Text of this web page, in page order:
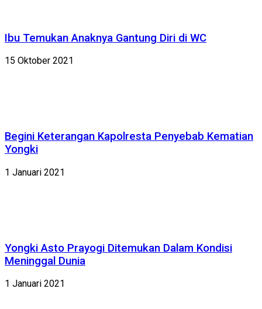
Ibu Temukan Anaknya Gantung Diri di WC
15 Oktober 2021
Begini Keterangan Kapolresta Penyebab Kematian
Yongki
1 Januari 2021
Yongki Asto Prayogi Ditemukan Dalam Kondisi
Meninggal Dunia
1 Januari 2021